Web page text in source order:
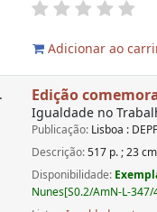
Adicionar ao
Edição
Igualdade no
Publicação: Lisboa :
Descrição:517 p. ; 23 cm
Disponibilidade:
Nunes[S0.2/AmN-L-347/